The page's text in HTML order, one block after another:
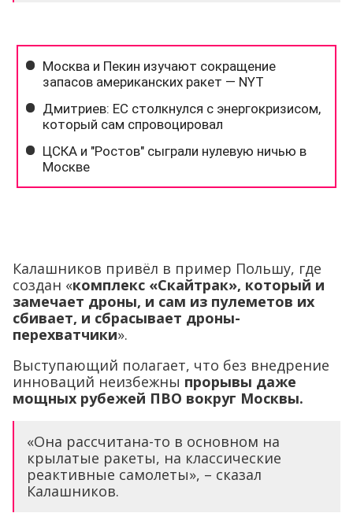
Калашников привёл в пример Польшу, где
создан «комплекс «Скайтрак», который и
замечает дроны, и сам из пулеметов их
сбивает, и сбрасывает дроны-
перехватчики».
Выступающий полагает, что без внедрение
инноваций неизбежны прорывы даже
мощных рубежей ПВО вокруг Москвы.
«Она рассчитана-то в основном на
крылатые ракеты, на классические
реактивные самолеты», – сказал
Калашников.